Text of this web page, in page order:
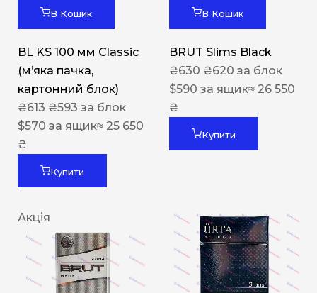
В Кошик
BL KS 100 мм Classic
(м’яка пачка,
картонний блок)
₴613 ₴593 за блок
$570 за ящик≈ 25 650
₴
Купити
В Кошик
BRUT Slims Black
₴630 ₴620 за блок
$590 за ящик≈ 26 550
₴
Купити
Акція